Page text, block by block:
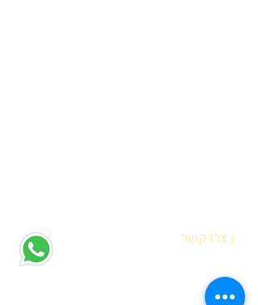
| צרו קשר
רח' מוטה גור 6 קריית מוצקין